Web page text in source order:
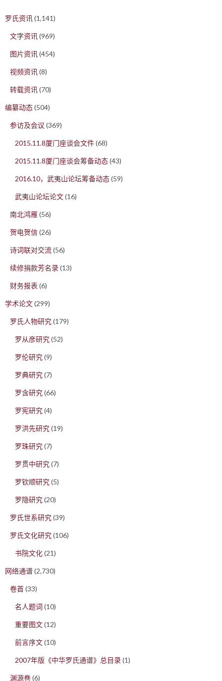
罗氏资讯(1,141)
文字资讯(969)
图片资讯(454)
视频资讯(8)
转载资讯(70)
编纂动态(504)
参访及会议 (369)
2015.11.8厦门座谈会文件(68)
2015.11.8厦门座谈会筹备动态(43)
2016.10，武夷山论坛筹备动态(59)
武夷山论坛论文(16)
南北鸿雁(56)
贺电贺信(26)
诗词联对交流(56)
续修捐款芳名录(13)
财务报表 (6)
学术论文(299)
罗氏人物研究(179)
罗从彦研究(52)
罗伦研究(9)
罗典研究(7)
罗含研究(66)
罗宪研究(4)
罗洪先研究(19)
罗珠研究(7)
罗贯中研究(7)
罗钦顺研究(5)
罗隐研究(20)
罗氏世系研究(39)
罗氏文化研究(106)
书院文化(21)
网络通谱(2,730)
卷首(33)
名人题词 (10)
重要图文(12)
前言序文(10)
2007年版《中华罗氏通谱》总目录(1)
渊源卷(6)